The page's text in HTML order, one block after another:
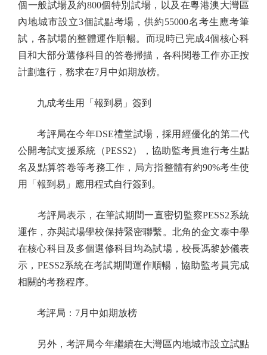
個一般試場及約800個特別試場，以及在粵港澳大灣區
內地城市設立3個試點考場，供約55000名考生應考筆
試，各試場的整體運作順暢。而現時已完成4個核心科
目和大部分選修科目的答卷掃描，各科閱卷工作亦正按
計劃進行，務求在7月中如期放榜。
九成考生用「報到易」簽到
考評局在今年DSE禮堂試場，採用經優化的第二代
公開考試支援系統（PESS2），協助監考員進行考生點
名及點算答卷等考務工作，局方指整體有約90%考生使
用「報到易」應用程式自行簽到。
考評局表示，在筆試期間一直密切監察PESS2系統
運作，亦與試場學校保持緊密聯繫。北角的金文泰中學
在核心科目及多個選修科目均為試場，校長馮黎妙儀表
示，PESS2系統在考試期間運作順暢，協助監考員完成
相關的考務程序。
考評局：7月中如期放榜
另外，考評局今年繼續在大灣區內地城市設立試點